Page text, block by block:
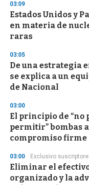
d
s
o
f
3
s
e
c
o
n
s
03:09
Estados Unidos y
en materia de
raras
03:05
De una estrategia
se explica a un
de Nacional
03:00
El principio de “no
permitir” bombas
compromiso firme
03:00 Exclusivo
Eliminar el
organizado y la